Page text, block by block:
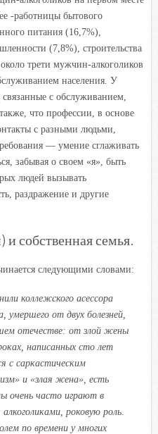
-работницы бытового
питания (16,7%),
(7,8%), строительства
трети мужчин-алкоголиков
населения. У
с обслуживанием,
что профессии, в основе
с разными людьми,
— умение сглаживать
забывая о своем «я», быть
людей вызывать
раздражение и другие
и собственная семья.
следующими словами:
коллежского асессора
умершего от двух болезней,
отечестве: от злой жены
написанных сто лет
с саркастическим
и «злая жена», есть
очень часто играют в
роковую роль.
по времени у многих